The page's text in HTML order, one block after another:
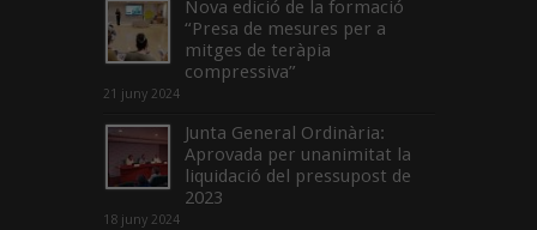
Nova edició de la formació
“Presa de mesures per a
mitges de teràpia
compressiva”
21 juny 2024
Junta General Ordinària:
Aprovada per unanimitat la
liquidació del pressupost de
2023
18 juny 2024